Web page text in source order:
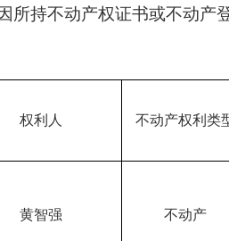
所持不动产权证书或不动产
权利人 不动产权利类
黄智强 不动产